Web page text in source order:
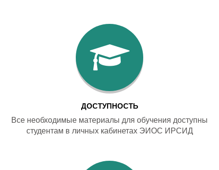
ДОСТУПНОСТЬ
Все необходимые материалы для обучения доступны
студентам в личных кабинетах ЭИОС ИРСИД